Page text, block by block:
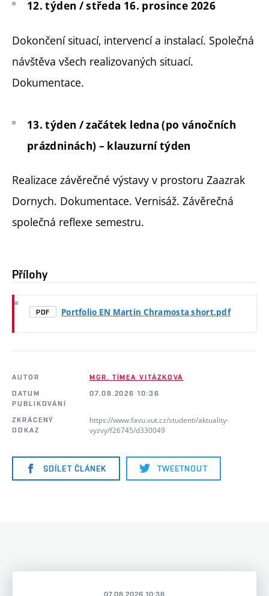
12. týden / středa 16. prosince 2026
Dokončení situací, intervencí a instalací. Společná
návštěva všech realizovaných situací.
Dokumentace.
13. týden / začátek ledna (po vánočních
prázdninách) – klauzurní týden
Realizace závěrečné výstavy v prostoru Zaazrak
Dornych. Dokumentace. Vernisáž. Závěrečná
společná reflexe semestru.
Přílohy
PDF Portfolio EN Martin Chramosta short.pdf
AUTOR
MGR. TÍMEA VITÁZKOVÁ
DATUM
PUBLIKOVÁNÍ
07.08.2026 10:36
ZKRÁCENÝ
ODKAZ
https://www.favu.vut.cz/studenti/aktuality-
vyzvy/f26745/d330049
SDÍLET ČLÁNEK TWEETNOUT